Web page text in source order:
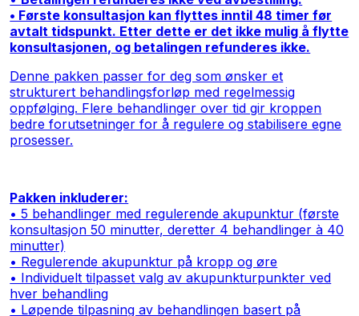
• Første konsultasjon kan flyttes inntil 48 timer før
avtalt tidspunkt. Etter dette er det ikke mulig å flytte
konsultasjonen, og betalingen refunderes ikke.
Denne pakken passer for deg som ønsker et
strukturert behandlingsforløp med regelmessig
oppfølging. Flere behandlinger over tid gir kroppen
bedre forutsetninger for å regulere og stabilisere egne
prosesser.
Pakken inkluderer:
• 5 behandlinger med regulerende akupunktur (første
konsultasjon 50 minutter, deretter 4 behandlinger à 40
minutter)
• Regulerende akupunktur på kropp og øre
• Individuelt tilpasset valg av akupunkturpunkter ved
hver behandling
• Løpende tilpasning av behandlingen basert på